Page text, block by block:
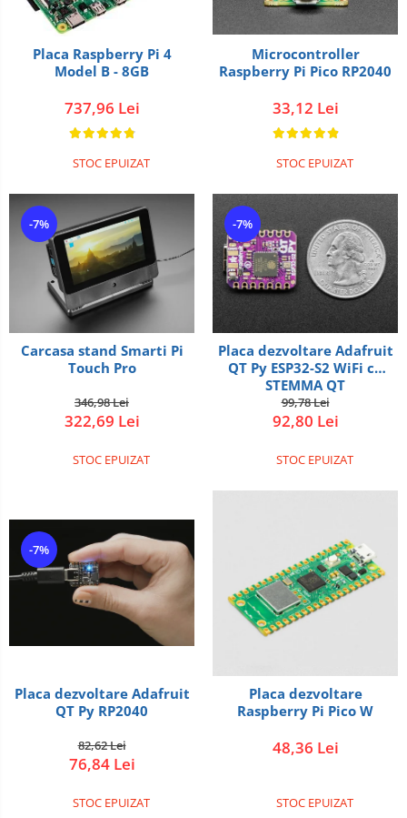
Placa Raspberry Pi 4
Model B - 8GB
737,96 Lei
STOC EPUIZAT
Microcontroller
Raspberry Pi Pico RP2040
33,12 Lei
STOC EPUIZAT
-7%
Carcasa stand Smarti Pi
Touch Pro
346,98 Lei
322,69 Lei
STOC EPUIZAT
-7%
Placa dezvoltare Adafruit
QT Py ESP32-S2 WiFi cu
STEMMA QT
99,78 Lei
92,80 Lei
STOC EPUIZAT
-7%
Placa dezvoltare Adafruit
QT Py RP2040
82,62 Lei
76,84 Lei
STOC EPUIZAT
Placa dezvoltare
Raspberry Pi Pico W
48,36 Lei
STOC EPUIZAT